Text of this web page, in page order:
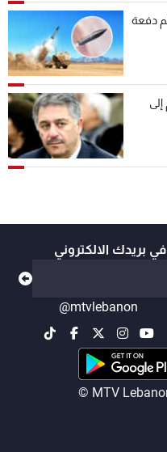
دفعة
بريدك الالكتروني
@mtvlebanon
© MTV